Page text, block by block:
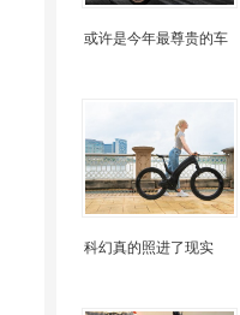
或许是今年最尊贵的车
科幻真的照进了现实